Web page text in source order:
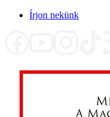
Írjon nekünk